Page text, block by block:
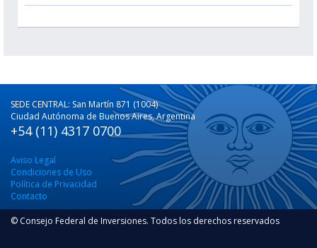
SEDE CENTRAL: San Martín 871 (1004)
Ciudad Autónoma de Buenos Aires, Argentina
+54 (11) 4317 0700
Aviso Legal
Condiciones de Uso
Política de Privacidad
Contacto
© Consejo Federal de Inversiones. Todos los derechos reservados